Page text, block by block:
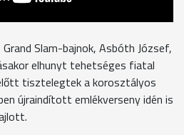
Slam-bajnok, Asbóth József,
elhunyt tehetséges fiatal
tisztelegtek a korosztályos
újraindított emlékverseny idén is